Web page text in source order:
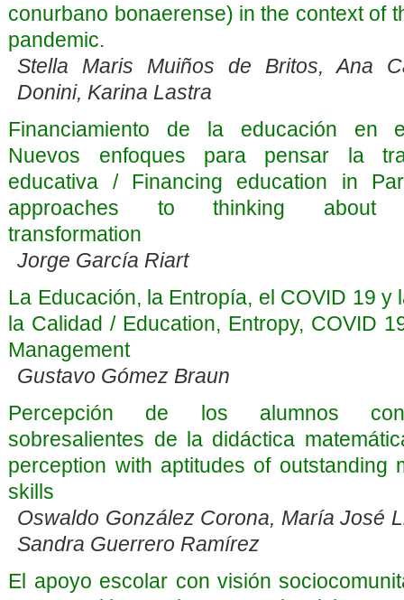
conurbano bonaerense) in the context of
pandemic.
Stella Maris Muiños de Britos, Ana
Donini, Karina Lastra
Financiamiento de la educación en
Nuevos enfoques para pensar la
educativa / Financing education in
approaches to thinking about
transformation
Jorge García Riart
La Educación, la Entropía, el COVID 19 y
la Calidad / Education, Entropy, COVID
Management
Gustavo Gómez Braun
Percepción de los alumnos
sobresalientes de la didáctica
perception with aptitudes of outstanding
skills
Oswaldo González Corona, María José
Sandra Guerrero Ramírez
El apoyo escolar con visión